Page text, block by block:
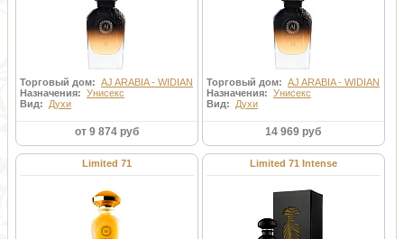
Торговый дом: AJ ARABIA - WIDIAN
Назначения: Унисекс
Вид: Духи
от 9 874 руб
Торговый дом: AJ ARABIA - WIDIAN
Назначения: Унисекс
Вид: Духи
14 969 руб
Limited 71 Limited 71 Intense